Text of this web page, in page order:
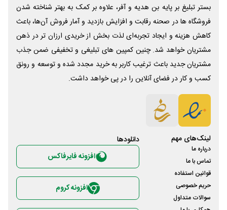
بستر تبلیغ بر پایه بن هدیه و آفر، علاوه بر کمک به بهتر شناخته شدن
فروشگاه ها در صحنه رقابت و افزایش بازدید و آمار فروش آن‌ها، باعث
کاهش هزینه و ایجاد تجربه‌ای لذت بخش از خریدی ارزان تر در ذهن
مشتریان خواهد شد. چنین کمپین های تبلیغی و تخفیفی ضمن جذب
مشتریان جدید باعث ترغیب کاربر به خرید مجدد شده و توسعه و رونق
کسب و کار در فضای آنلاین را در پی خواهد داشت.
لینک‌های مهم
درباره ما
تماس با ما
قوانین استفاده
حریم خصوصی
سوالات متداول
دانلود‌ها
افزونه فایرفاکس
افزونه کروم